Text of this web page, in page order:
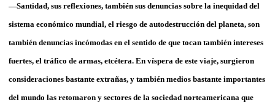
—Santidad, sus reflexiones, también sus denuncias sobre la inequidad del
sistema económico mundial, el riesgo de autodestrucción del planeta, son
también denuncias incómodas en el sentido de que tocan también intereses
fuertes, el tráfico de armas, etcétera. En víspera de este viaje, surgieron
consideraciones bastante extrañas, y también medios bastante importantes
del mundo las retomaron y sectores de la sociedad norteamericana que